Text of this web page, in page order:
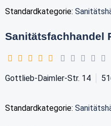
Standardkategorie:
Sanitätsfachhandel
Gottlieb-Daimler-Str. 14
Standardkategorie: